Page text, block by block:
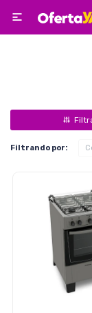

Filtrando por: